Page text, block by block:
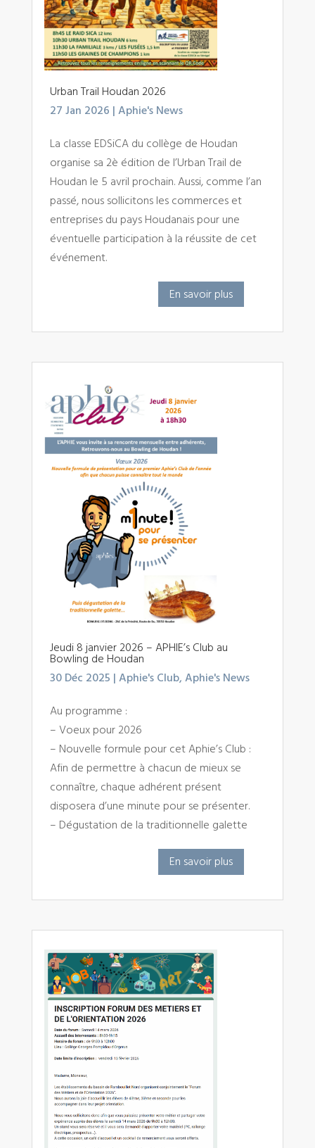
Urban Trail Houdan 2026
27 Jan 2026 |Aphie's News
La classe EDSiCA du collège de Houdan
organise sa 2è édition de l’Urban Trail de
Houdan le 5 avril prochain. Aussi, comme l’an
passé, nous sollicitons les commerces et
entreprises du pays Houdanais pour une
éventuelle participation à la réussite de cet
événement.
En savoir plus
Jeudi 8 janvier 2026 – APHIE’s Club au
Bowling de Houdan
30 Déc 2025 |Aphie's Club,Aphie's News
Au programme :
– Voeux pour 2026
– Nouvelle formule pour cet Aphie’s Club :
Afin de permettre à chacun de mieux se
connaître, chaque adhérent présent
disposera d’une minute pour se présenter.
– Dégustation de la traditionnelle galette
En savoir plus